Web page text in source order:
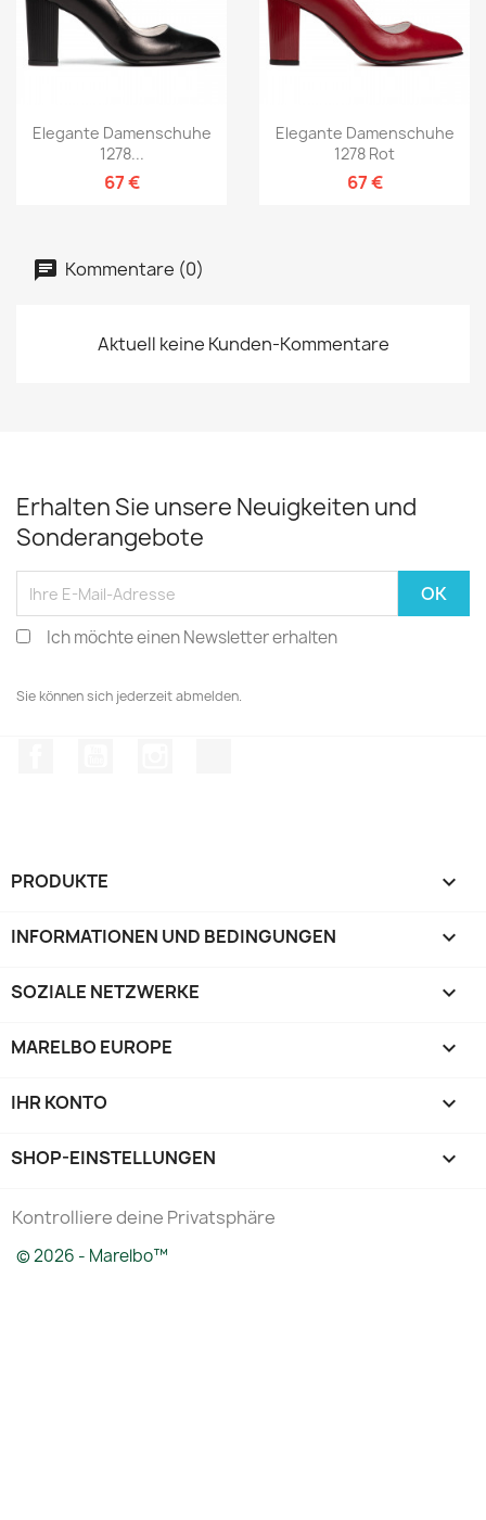
Elegante Damenschuhe
1278...
67 €
Elegante Damenschuhe
1278 Rot
67 €
Kommentare (0)
Aktuell keine Kunden-Kommentare
Erhalten Sie unsere Neuigkeiten und
Sonderangebote
Ich möchte einen Newsletter erhalten
Sie können sich jederzeit abmelden.
PRODUKTE 
INFORMATIONEN UND BEDINGUNGEN 
SOZIALE NETZWERKE 
MARELBO EUROPE 
IHR KONTO 
SHOP-EINSTELLUNGEN keyboard_arrow_down
Kontrolliere deine Privatsphäre
© 2026 - Marelbo™